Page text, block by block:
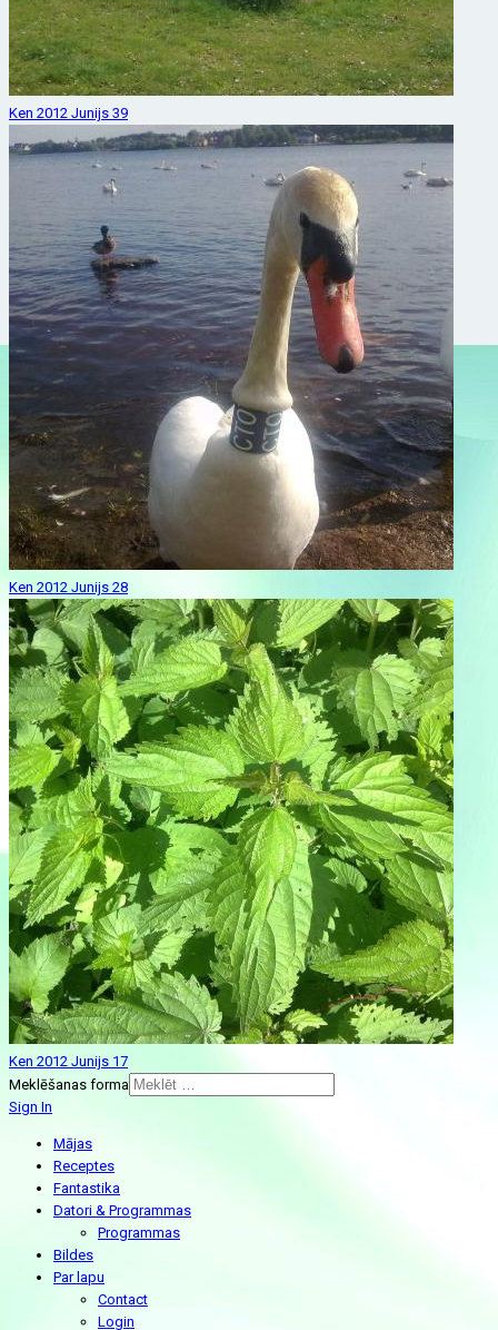
Ken 2012 Junijs 39
Ken 2012 Junijs 28
Ken 2012 Junijs 17
Meklēšanas forma
Sign In
Mājas
Receptes
Fantastika
Datori & Programmas
Programmas
Bildes
Par lapu
Contact
Login